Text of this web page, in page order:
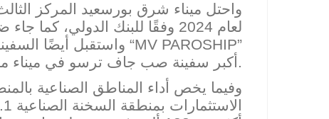
واحتل ميناء شرق بورسعيد المركز
”، واستقبل أيضًا السفينةض “MV PAROSHIP”
أكبر سفينة صب جاف ترسو في ميناء مصري في أبريل 2026.
وفيما يخص أداء المناطق الصناعية